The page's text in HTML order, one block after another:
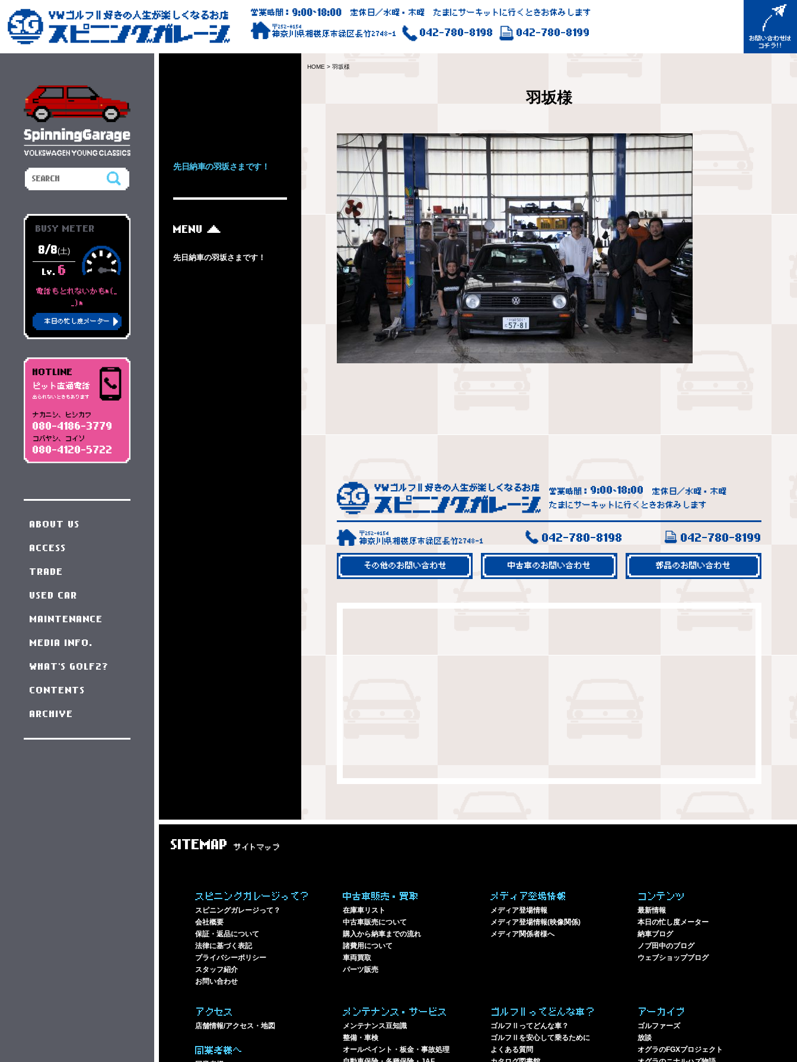
営業時間：9:00~18:00 定休日／水曜・木曜 たまにサーキットに行くときお休みします
〒252-0154
神奈川県相模原市緑区長竹2748-1 042-780-8198 042-780-8199
先日納車の羽坂さまです！
MENU
先日納車の羽坂さまです！
HOME > 羽坂様
羽坂様
営業時間： 9:00~18:00
定休日／水曜・木曜
たまにサーキットに行くときお休みします
〒252-0154
神奈川県相模原市緑区長竹2748-1 042-780-8198 042-780-8199
その他のお問い合わせ 中古車のお問い合わせ 部品のお問い合わせ
SITEMAP サイトマップ
スピニングガレージって？
スピニングガレージって？
会社概要
保証・返品について
法律に基づく表記
プライバシーポリシー
スタッフ紹介
お問い合わせ
中古車販売・買取
在庫車リスト
中古車販売について
購入から納車までの流れ
諸費用について
車両買取
パーツ販売
メディア登場情報
メディア登場情報
メディア登場情報(映像関係)
メディア関係者様へ
コンテンツ
最新情報
本日の忙し度メーター
納車ブログ
ノブ田中のブログ
ウェブショップブログ
アクセス
店舗情報/アクセス・地図
同業者様へ
メンテナンス・サービス
メンテナンス豆知識
整備・車検
オールペイント・板金・事故処理
ゴルフⅡってどんな車？
ゴルフⅡってどんな車？
ゴルフⅡを安心して乗るために
よくある質問
アーカイブ
ゴルファーズ
放談
オグラのFGXプロジェクト
BUSY METER
8/8(土)
Lv. 6
電話もとれないかもm(_
_)m
本日の忙し度メーター
HOTLINE
ピット直通電話
出られないときもあります
ナカニシ、ヒシカワ
080-4186-3779
コバヤシ、コイソ
080-4120-5722
ABOUT US
ACCESS
TRADE
USED CAR
MAINTENANCE
MEDIA INFO.
WHAT'S GOLF2?
CONTENTS
ARCHIVE